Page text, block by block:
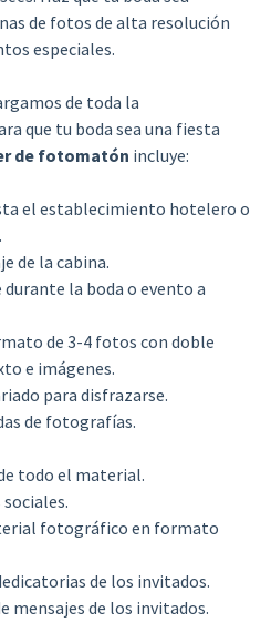
de fotos de alta resolución
especiales.
de toda la
que tu boda sea una fiesta
de fotomatón incluye:
el establecimiento hotelero o
de la cabina.
la boda o evento a
de 3-4 fotos con doble
e imágenes.
para disfrazarse.
de fotografías.
todo el material.
fotográfico en formato
de los invitados.
mensajes de los invitados.